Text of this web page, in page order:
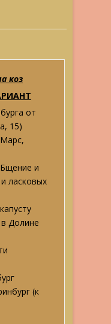
коз
от
15)
и
ласковых
Долине
(к